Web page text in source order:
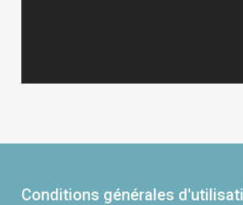
Conditions générales